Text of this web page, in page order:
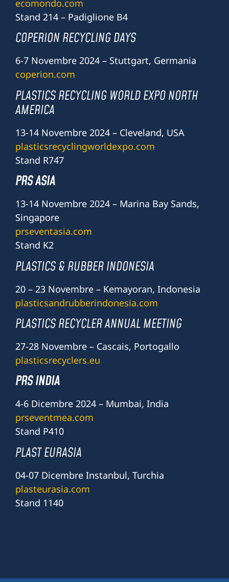
ecomondo.com
Stand 214 – Padiglione B4
COPERION RECYCLING DAYS
6-7 Novembre 2024 – Stuttgart, Germania
coperion.com
PLASTICS RECYCLING WORLD EXPO NORTH
AMERICA
13-14 Novembre 2024 – Cleveland, USA
plasticsrecyclingworldexpo.com
Stand R747
PRS ASIA
13-14 Novembre 2024 – Marina Bay Sands,
Singapore
prseventasia.com
Stand K2
PLASTICS & RUBBER INDONESIA
20 – 23 Novembre – Kemayoran, Indonesia
plasticsandrubberindonesia.com
PLASTICS RECYCLER ANNUAL MEETING
27-28 Novembre – Cascais, Portogallo
plasticsrecyclers.eu
PRS INDIA
4-6 Dicembre 2024 – Mumbai, India
prseventmea.com
Stand P410
PLAST EURASIA
04-07 Dicembre Instanbul, Turchia
plasteurasia.com
Stand 1140